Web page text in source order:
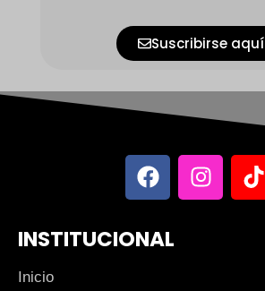
Suscribirse aquí
INSTITUCIONAL
Inicio